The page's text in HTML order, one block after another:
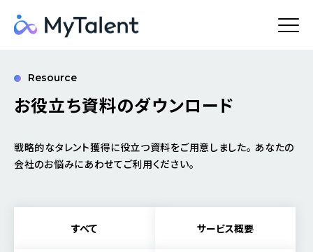
Resource
お役立ち資料のダウンロード
戦略的なタレント獲得に役立つ資料をご用意しました。 あなたの
会社のお悩みにあわせてご利用ください。
すべて サービス概要